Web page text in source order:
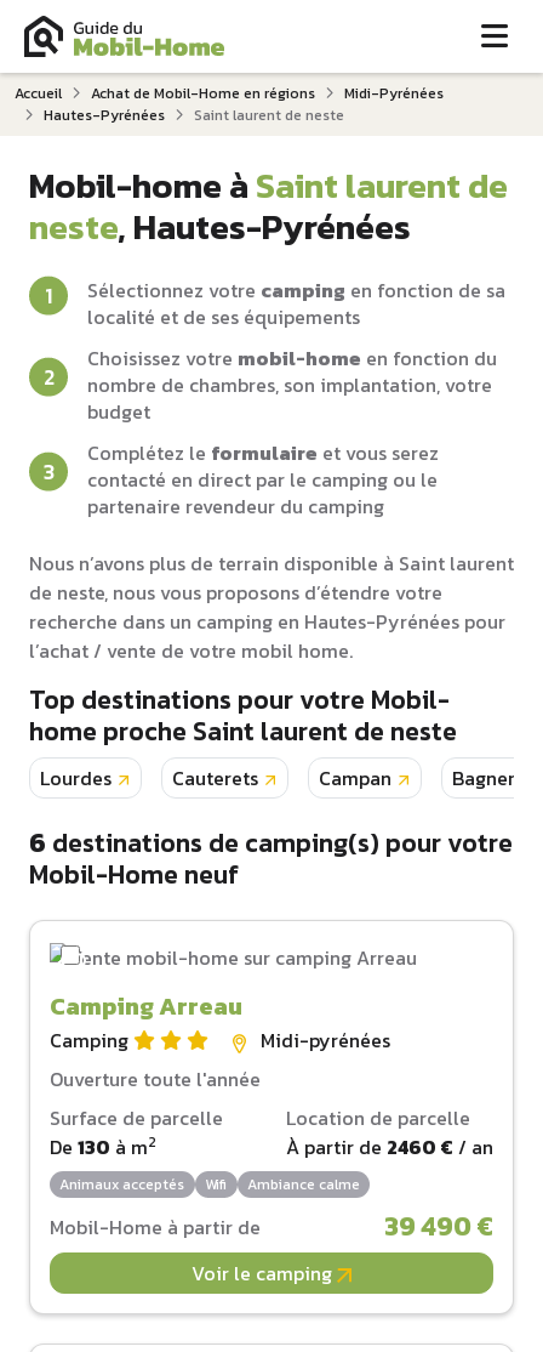
Accueil Achat de Mobil-Home en régions
Midi-Pyrénées
Hautes-Pyrénées
Saint laurent de neste
Mobil-home àSaint laurent de
neste, Hautes-Pyrénées
Sélectionnez votre camping en fonction de sa
localité et de ses équipements
Choisissez votre mobil-home en fonction du
nombre de chambres, son implantation, votre
budget
Complétez le formulaire et vous serez
contacté en direct par le camping ou le
partenaire revendeur du camping
Nous n’avons plus de terrain disponible à Saint laurent
de neste, nous vous proposons d’étendre votre
recherche dans un camping en Hautes-Pyrénées pour
l’achat / vente de votre mobil home.
Top destinations pour votre Mobil-
home proche Saint laurent de neste
Lourdes Cauterets Campan
6 destinations de camping(s) pour votre
Mobil-Home neuf
Camping Arreau
Camping
Midi-pyrénées
Ouverture toute l'année
Surface de parcelle
De 130 à m2
Location de parcelle
À partir de 2460 € / an
Animaux acceptés Wifi Ambiance calme
Mobil-Home à partir de 39 490 €
Voir le camping